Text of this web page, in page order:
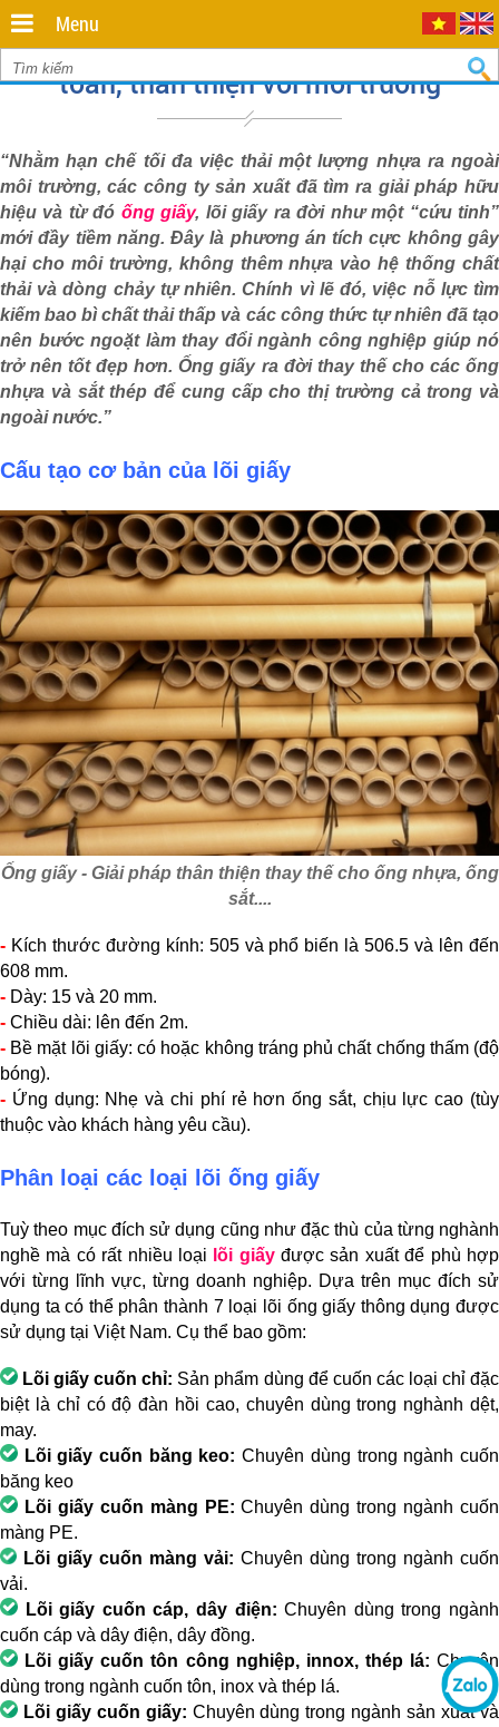
Menu
Ống giấy Phú Gia Thịnh - "Giải pháp" an
toàn, thân thiện với môi trường
“Nhằm hạn chế tối đa việc thải một lượng nhựa ra ngoài
môi trường, các công ty sản xuất đã tìm ra giải pháp hữu
hiệu và từ đó ống giấy, lõi giấy ra đời như một “cứu tinh”
mới đầy tiềm năng. Đây là phương án tích cực không gây
hại cho môi trường, không thêm nhựa vào hệ thống chất
thải và dòng chảy tự nhiên. Chính vì lẽ đó, việc nỗ lực tìm
kiếm bao bì chất thải thấp và các công thức tự nhiên đã tạo
nên bước ngoặt làm thay đổi ngành công nghiệp giúp nó
trở nên tốt đẹp hơn. Ống giấy ra đời thay thế cho các ống
nhựa và sắt thép để cung cấp cho thị trường cả trong và
ngoài nước.”
Cấu tạo cơ bản của lõi giấy
Ống giấy - Giải pháp thân thiện thay thế cho ống nhựa, ống
sắt....
- Kích thước đường kính: 505 và phổ biến là 506.5 và lên đến
608 mm.
- Dày: 15 và 20 mm.
- Chiều dài: lên đến 2m.
- Bề mặt lõi giấy: có hoặc không tráng phủ chất chống thấm (độ
bóng).
- Ứng dụng: Nhẹ và chi phí rẻ hơn ống sắt, chịu lực cao (tùy
thuộc vào khách hàng yêu cầu).
Phân loại các loại lõi ống giấy
Tuỳ theo mục đích sử dụng cũng như đặc thù của từng nghành
nghề mà có rất nhiều loại lõi giấy được sản xuất để phù hợp
với từng lĩnh vực, từng doanh nghiệp. Dựa trên mục đích sử
dụng ta có thể phân thành 7 loại lõi ống giấy thông dụng được
sử dụng tại Việt Nam. Cụ thể bao gồm:
Lõi giấy cuốn chỉ: Sản phẩm dùng để cuốn các loại chỉ đặc
biệt là chỉ có độ đàn hồi cao, chuyên dùng trong nghành dệt,
may.
Lõi giấy cuốn băng keo:Chuyên dùng trong ngành cuốn
băng keo
Lõi giấy cuốn màng PE:Chuyên dùng trong ngành cuốn
màng PE.
Lõi giấy cuốn màng vải: Chuyên dùng trong ngành cuốn
vải.
Lõi giấy cuốn cáp, dây điện: Chuyên dùng trong ngành
cuốn cáp và dây điện, dây đồng.
Lõi giấy cuốn tôn công nghiệp, innox, thép lá: Chuyên
dùng trong ngành cuốn tôn, inox và thép lá.
Lõi giấy cuốn giấy: Chuyên dùng trong ngành sản xuất và
70000
VN.
0935
712